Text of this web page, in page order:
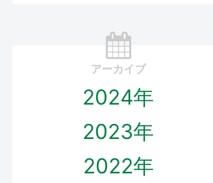
アーカイブ
2024年
2023年
2022年